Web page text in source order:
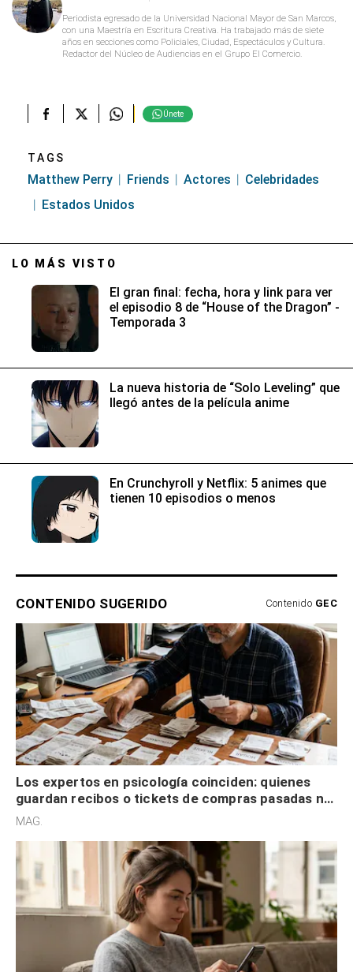
Periodista egresado de la Universidad Nacional Mayor de San Marcos,
con una Maestría en Escritura Creativa. Ha trabajado más de siete
años en secciones como Policiales, Ciudad, Espectáculos y Cultura.
Redactor del Núcleo de Audiencias en el Grupo El Comercio.
Únete
TAGS
Matthew Perry Friends Actores
Celebridades
Estados Unidos
LO MÁS VISTO
El gran final: fecha, hora y link para ver
el episodio 8 de “House of the Dragon” -
Temporada 3
La nueva historia de “Solo Leveling” que
llegó antes de la película anime
En Crunchyroll y Netflix: 5 animes que
tienen 10 episodios o menos
CONTENIDO SUGERIDO Contenido GEC
Los expertos en psicología coinciden: quienes
guardan recibos o tickets de compras pasadas no
son acumuladores, sino que tienen necesidad de
MAG.